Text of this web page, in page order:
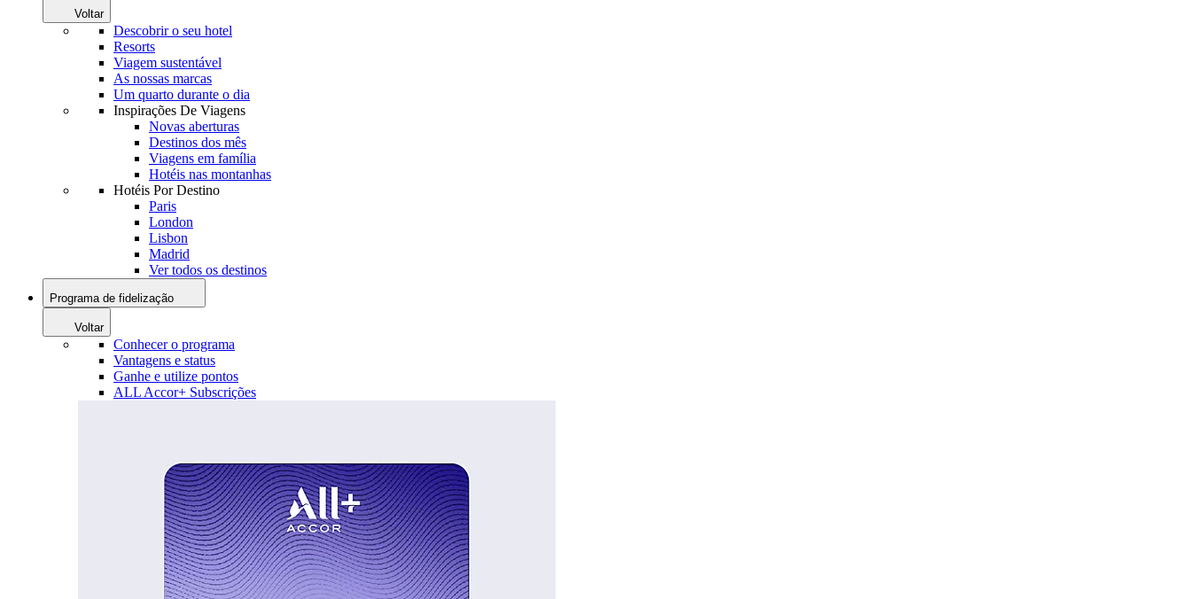
Voltar
Descobrir o seu hotel
Resorts
Viagem sustentável
As nossas marcas
Um quarto durante o dia
Inspirações De Viagens
Novas aberturas
Destinos dos mês
Viagens em família
Hotéis nas montanhas
Hotéis Por Destino
Paris
London
Lisbon
Madrid
Ver todos os destinos
Programa de fidelização
Voltar
Conhecer o programa
Vantagens e status
Ganhe e utilize pontos
ALL Accor+ Subscrições